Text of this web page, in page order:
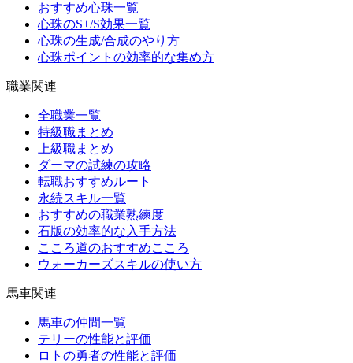
おすすめ心珠一覧
心珠のS+/S効果一覧
心珠の生成/合成のやり方
心珠ポイントの効率的な集め方
職業関連
全職業一覧
特級職まとめ
上級職まとめ
ダーマの試練の攻略
転職おすすめルート
永続スキル一覧
おすすめの職業熟練度
石版の効率的な入手方法
こころ道のおすすめこころ
ウォーカーズスキルの使い方
馬車関連
馬車の仲間一覧
テリーの性能と評価
ロトの勇者の性能と評価